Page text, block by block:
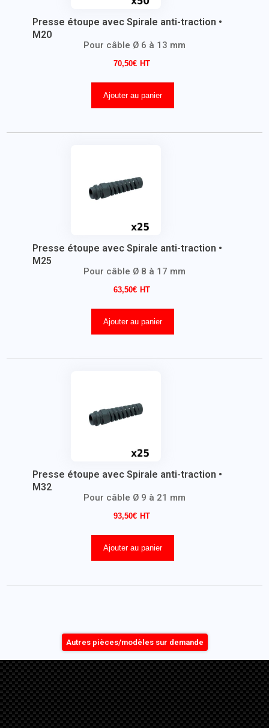
Presse étoupe avec Spirale anti-traction •
M20
Pour câble Ø 6 à 13 mm
70,50€
Ajouter au panier
Presse étoupe avec Spirale anti-traction •
M25
Pour câble Ø 8 à 17 mm
63,50€
Ajouter au panier
Presse étoupe avec Spirale anti-traction •
M32
Pour câble Ø 9 à 21 mm
93,50€
Ajouter au panier
Autres pièces/modèles sur demande